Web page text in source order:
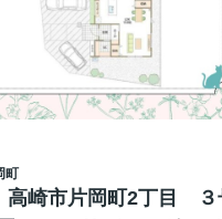
町
高崎市片岡町2丁目 ３